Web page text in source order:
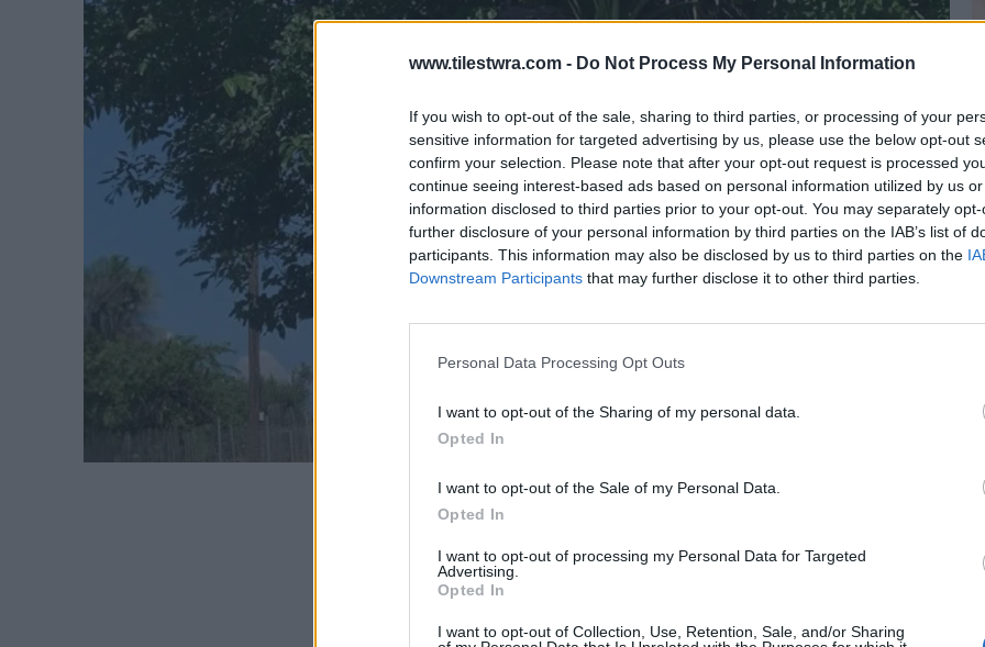
www.tilestwra.com - Do Not Process My Personal Information
If you wish to opt-out of the sale, sharing to third parties, or processing of your
sensitive information for targeted advertising by us, please use the below opt-out
confirm your selection. Please note that after your opt-out request is processed
continue seeing interest-based ads based on personal information utilized by us
information disclosed to third parties prior to your opt-out. You may separately
further disclosure of your personal information by third parties on the IAB’s list of
participants. This information may also be disclosed by us to third parties on the
Downstream Participants that may further disclose it to other third parties.
Personal Data Processing Opt Outs
I want to opt-out of the Sharing of my personal data.
Opted In
I want to opt-out of the Sale of my Personal Data.
Opted In
I want to opt-out of processing my Personal Data for Targeted
Advertising.
Opted In
I want to opt-out of Collection, Use, Retention, Sale, and/or Sharing
8